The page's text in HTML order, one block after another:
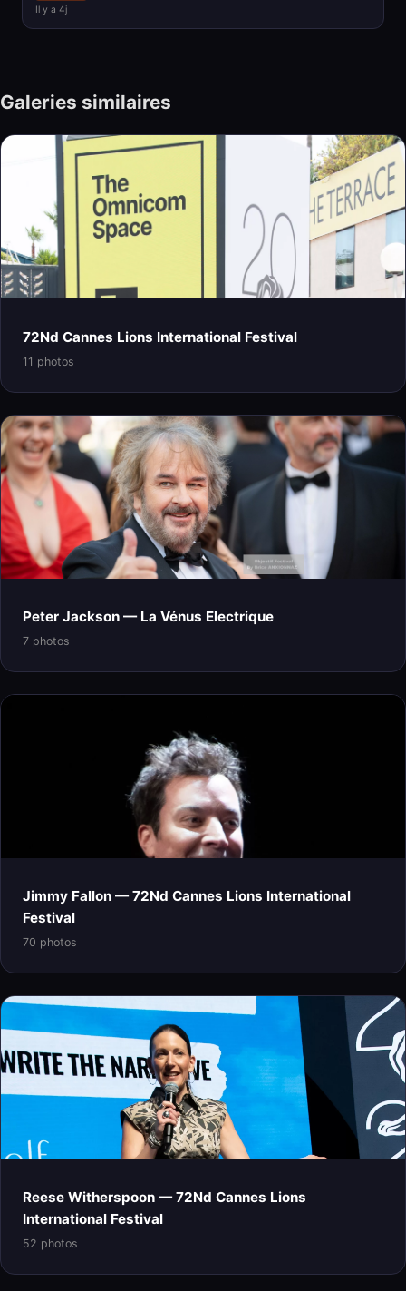
Il y a 4j
Galeries similaires
72Nd Cannes Lions International Festival
11 photos
Peter Jackson — La Vénus Electrique
7 photos
Jimmy Fallon — 72Nd Cannes Lions International
Festival
70 photos
Reese Witherspoon — 72Nd Cannes Lions
International Festival
52 photos